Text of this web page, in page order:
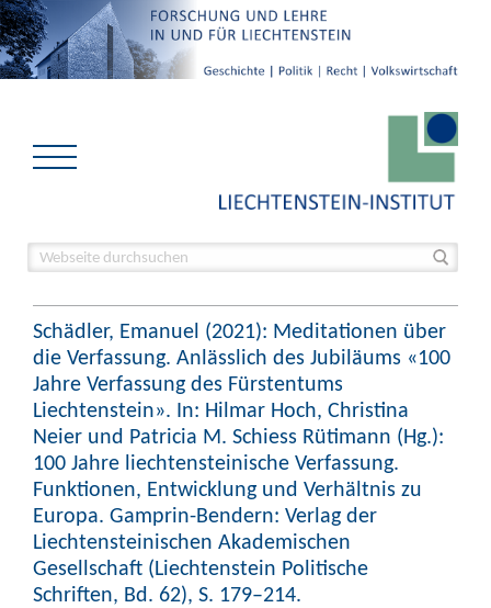
Schädler, Emanuel (2021): Meditationen über
die Verfassung. Anlässlich des Jubiläums «100
Jahre Verfassung des Fürstentums
Liechtenstein». In: Hilmar Hoch, Christina
Neier und Patricia M. Schiess Rütimann (Hg.):
100 Jahre liechtensteinische Verfassung.
Funktionen, Entwicklung und Verhältnis zu
Europa. Gamprin-Bendern: Verlag der
Liechtensteinischen Akademischen
Gesellschaft (Liechtenstein Politische
Schriften, Bd. 62), S. 179–214.